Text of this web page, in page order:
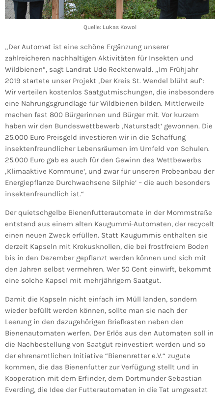
Quelle: Lukas Kowol
„Der Automat ist eine schöne Ergänzung unserer
zahlreicheren nachhaltigen Aktivitäten für Insekten und
Wildbienen“, sagt Landrat Udo Recktenwald. „Im Frühjahr
2019 startete unser Projekt ‚Der Kreis St. Wendel blüht auf‘:
Wir verteilen kostenlos Saatgutmischungen, die insbesondere
eine Nahrungsgrundlage für Wildbienen bilden. Mittlerweile
machen fast 800 Bürgerinnen und Bürger mit. Vor kurzem
haben wir den Bundeswettbewerb ‚Naturstadt‘ gewonnen. Die
25.000 Euro Preisgeld investieren wir in die Schaffung
insektenfreundlicher Lebensräumen im Umfeld von Schulen.
25.000 Euro gab es auch für den Gewinn des Wettbewerbs
‚Klimaaktive Kommune‘, und zwar für unseren Probeanbau der
Energiepflanze Durchwachsene Silphie‘ – die auch besonders
insektenfreundlich ist.“
Der quietschgelbe Bienenfutterautomate in der Mommstraße
entstand aus einem alten Kaugummi-Automaten, der recycelt
einen neuen Zweck erfüllen. Statt Kaugummis enthalten sie
derzeit Kapseln mit Krokusknollen, die bei frostfreiem Boden
bis in den Dezember gepflanzt werden können und sich mit
den Jahren selbst vermehren. Wer 50 Cent einwirft, bekommt
eine solche Kapsel mit mehrjährigem Saatgut.
Damit die Kapseln nicht einfach im Müll landen, sondern
wieder befüllt werden können, sollte man sie nach der
Leerung in den dazugehörigen Briefkasten neben den
Bienenautomaten werfen. Der Erlös aus den Automaten soll in
die Nachbestellung von Saatgut reinvestiert werden und so
der ehrenamtlichen Initiative “Bienenretter e.V.“ zugute
kommen, die das Bienenfutter zur Verfügung stellt und in
Kooperation mit dem Erfinder, dem Dortmunder Sebastian
Everding, die Idee der Futterautomaten in die Tat umgesetzt